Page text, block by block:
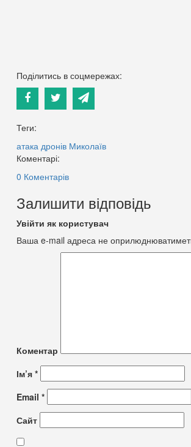
Поділитись в соцмережах:
Теги:
атака дронів Миколаїв
Коментарі:
0 Коментарів
Залишити відповідь
Увійти як користувач
Ваша e-mail адреса не
Коментар
Ім’я *
Email *
Сайт